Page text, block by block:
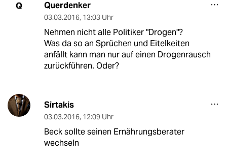
Q Querdenker
03.03.2016, 13:03 Uhr
Nehmen nicht alle Politiker "Drogen"?
Was da so an Sprüchen und Eitelkeiten
anfällt kann man nur auf einen Drogenrausch
zurückführen. Oder?
Sirtakis
03.03.2016, 12:09 Uhr
Beck sollte seinen Ernährungsberater
wechseln